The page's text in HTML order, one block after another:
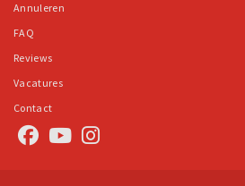
Annuleren
FAQ
Reviews
Vacatures
Contact